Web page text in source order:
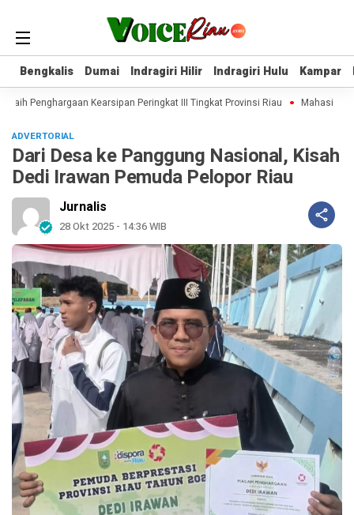
Bengkalis Dumai Indragiri Hilir Indragiri Hulu Kampar
Bengkalis Dumai Indragiri Hilir Indragiri Hulu Kampar
Penghargaan Kearsipan Peringkat III Tingkat Provinsi Riau Mahasiswa
ADVERTORIAL
Dari Desa ke Panggung Nasional, Kisah
Dedi Irawan Pemuda Pelopor Riau
Jurnalis
28 Okt 2025 - 14:36 WIB